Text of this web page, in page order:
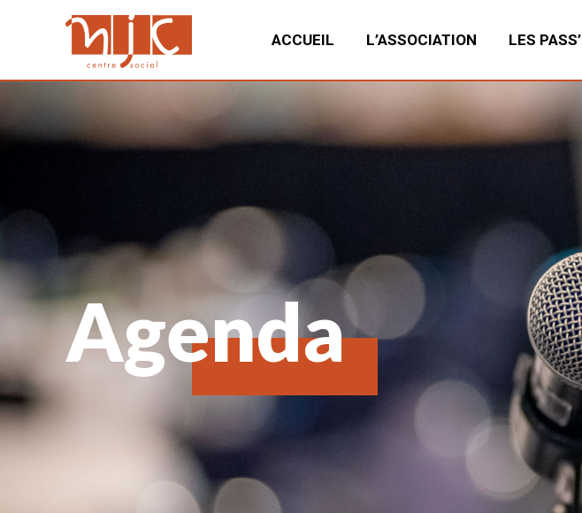
ACCUEIL L’ASSOCIATION LES PASS’
Agenda